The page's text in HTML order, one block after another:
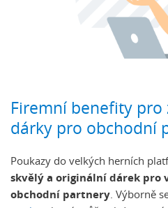
Firemní benefity pro
dárky pro obchodní
Poukazy do velkých herních
skvělý a originální dárek pro
obchodní partnery . Výborně